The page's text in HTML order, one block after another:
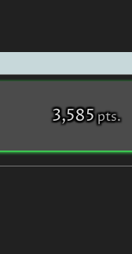
3,585pts.